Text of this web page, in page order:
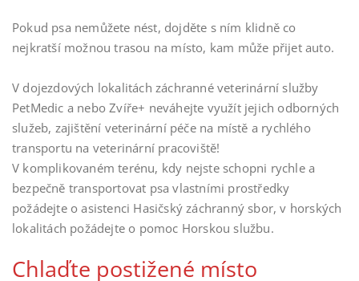
Pokud psa nemůžete nést, dojděte s ním klidně co
nejkratší možnou trasou na místo, kam může přijet auto.
V dojezdových lokalitách záchranné veterinární služby
PetMedic a nebo Zvíře+ neváhejte využít jejich odborných
služeb, zajištění veterinární péče na místě a rychlého
transportu na veterinární pracoviště!
V komplikovaném terénu, kdy nejste schopni rychle a
bezpečně transportovat psa vlastními prostředky
požádejte o asistenci Hasičský záchranný sbor, v horských
lokalitách požádejte o pomoc Horskou službu.
Chlaďte postižené místo